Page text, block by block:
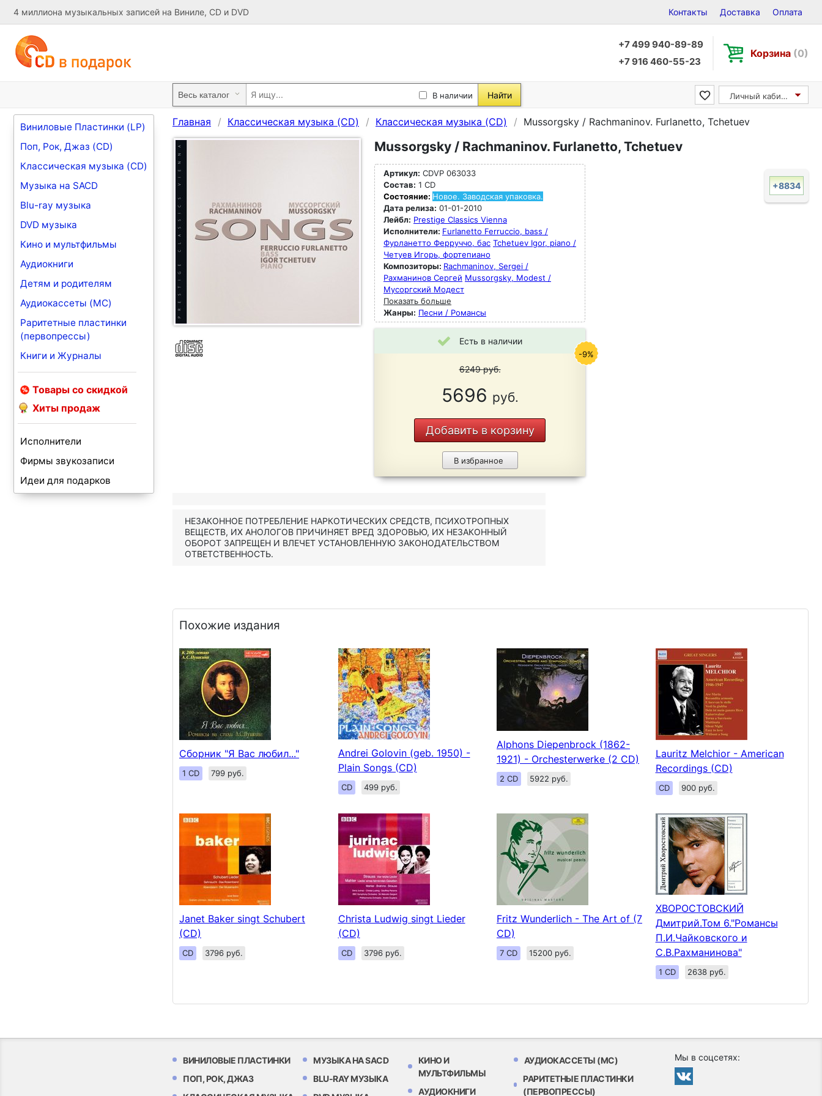
4 миллиона музыкальных записей на Виниле, CD и DVD Контакты Доставка Оплата
+7 499 940-89-89
+7 916 460-55-23
Корзина (0)
В наличии Найти Личный кабинет
Виниловые Пластинки (LP)
Поп, Рок, Джаз (CD)
Классическая музыка (CD)
Музыка на SACD
Blu-ray музыка
DVD музыка
Кино и мультфильмы
Аудиокниги
Детям и родителям
Аудиокассеты (MC)
Раритетные пластинки
(первопрессы)
Книги и Журналы
Товары со скидкой
Хиты продаж
Исполнители
Фирмы звукозаписи
Идеи для подарков
Главная Классическая музыка (CD) Классическая музыка (CD) Mussorgsky / Rachmaninov. Furlanetto, Tchetuev
Mussorgsky / Rachmaninov. Furlanetto, Tchetuev
Артикул: CDVP 063033
Состав: 1 CD
Состояние: Новое. Заводская упаковка.
Дата релиза: 01-01-2010
Лейбл: Prestige Classics Vienna
Исполнители: Furlanetto Ferruccio, bass /
Фурланетто Ферруччо, бас Tchetuev Igor, piano /
Четуев Игорь, фортепиано
Композиторы: Rachmaninov, Sergei /
Рахманинов Сергей Mussorgsky, Modest /
Мусоргский Модест
Показать больше
Жанры: Песни / Романсы
Есть в наличии
6249руб.
5696 руб.
Добавить в корзину
В избранное
-9%
+8834
НЕЗАКОННОЕ ПОТРЕБЛЕНИЕ НАРКОТИЧЕСКИХ СРЕДСТВ, ПСИХОТРОПНЫХ
ВЕЩЕСТВ, ИХ АНОЛОГОВ ПРИЧИНЯЕТ ВРЕД ЗДОРОВЬЮ, ИХ НЕЗАКОННЫЙ
ОБОРОТ ЗАПРЕЩЕН И ВЛЕЧЕТ УСТАНОВЛЕННУЮ ЗАКОНОДАТЕЛЬСТВОМ
ОТВЕТСТВЕННОСТЬ.
Похожие издания
Сборник "Я Вас любил..."
1 CD 799 руб.
Andrei Golovin (geb. 1950) -
Plain Songs (CD)
CD 499 руб.
Alphons Diepenbrock (1862-
1921) - Orchesterwerke (2 CD)
2 CD 5922 руб.
Lauritz Melchior - American
Recordings (CD)
CD 900 руб.
Janet Baker singt Schubert
(CD)
CD 3796 руб.
Christa Ludwig singt Lieder
(CD)
CD 3796 руб.
Fritz Wunderlich - The Art of (7
CD)
7 CD 15200 руб.
ХВОРОСТОВСКИЙ
Дмитрий.Том 6."Романсы
П.И.Чайковского и
С.В.Рахманинова"
1 CD 2638 руб.
ВИНИЛОВЫЕ ПЛАСТИНКИ
ПОП, РОК, ДЖАЗ
МУЗЫКА НА SACD
BLU-RAY МУЗЫКА
КИНО И
МУЛЬТФИЛЬМЫ
АУДИОКНИГИ
АУДИОКАССЕТЫ (MC)
РАРИТЕТНЫЕ ПЛАСТИНКИ
(ПЕРВОПРЕССЫ)
Мы в соцсетях: